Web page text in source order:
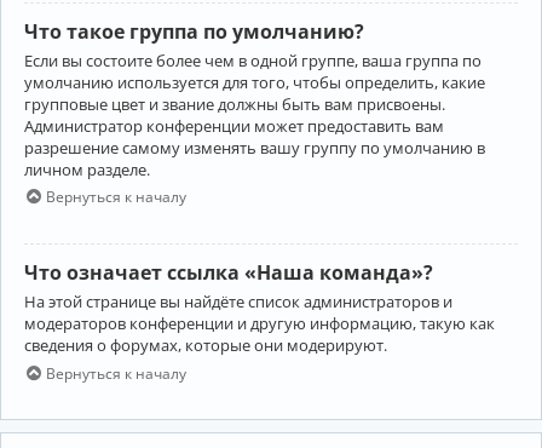
Что такое группа по умолчанию?
Если вы состоите более чем в одной группе, ваша группа по
умолчанию используется для того, чтобы определить, какие
групповые цвет и звание должны быть вам присвоены.
Администратор конференции может предоставить вам
разрешение самому изменять вашу группу по умолчанию в
личном разделе.
Вернуться к началу
Что означает ссылка «Наша команда»?
На этой странице вы найдёте список администраторов и
модераторов конференции и другую информацию, такую как
сведения о форумах, которые они модерируют.
Вернуться к началу